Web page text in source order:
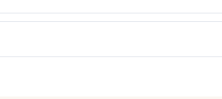
tym 100 mg izoflawanów; wyciąg z szyszek chmielu 60 mg;
1000%
porcji do spożycia w ciągu dnia. Suplement diety nie